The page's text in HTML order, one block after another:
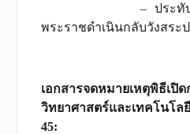
– ประทับรถยน
พระราชดำเนินกลับวังสระป
เอกสารจดหมายเหตุพิธีเปิ
วิทยาศาสตร์และเทคโนโล
45: